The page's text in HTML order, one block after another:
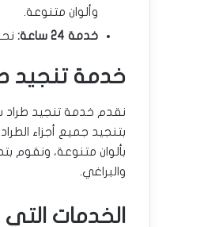
وألوان متنوعة.
خدمة 24 ساعة:
نحن
خدمة تنجيد
نقدم خدمة تنجيد طراد
بتنجيد جميع أجزاء
بألوان متنوعة، ونقوم
والبراغي.
الخدمات